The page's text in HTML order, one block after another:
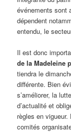
événements sont
dépendent
entendu, le
Il est donc
de la Madeleine
tiendra le
différente. Bien
s’améliorer, la
d’actualité et
règles en
comités